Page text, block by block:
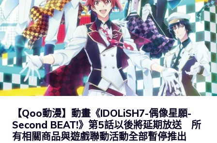
【Qoo動漫】動畫《IDOLiSH7-偶像星願-
Second BEAT!》第5話以後將延期放送 所
有相關商品與遊戲聯動活動全部暫停推出